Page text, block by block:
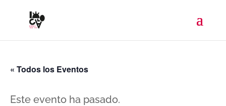
« Todos los Eventos
Este evento ha pasado.